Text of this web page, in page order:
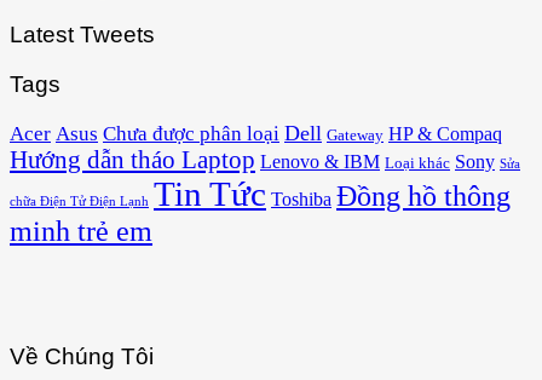
Latest Tweets
Tags
Acer Asus Chưa được phân loại Dell Gateway HP & Compaq
Hướng dẫn tháo Laptop Lenovo & IBM Loại khác Sony Sửa
chữa Điện Tử Điện Lạnh Tin Tức Toshiba Đồng hồ thông
minh trẻ em
Về Chúng Tôi